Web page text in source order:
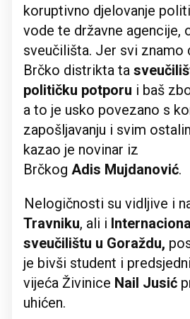
koruptivno djelovanje
vode te državne agencije,
sveučilišta. Jer svi znamo
Brčko distrikta ta
političku potporu i baš
a to je usko povezano s
zapošljavanju i svim
kazao je novinar iz
Brčkog Adis Mujdanović.
Nelogičnosti su vidljive i
Travniku, ali i
sveučilištu u Goraždu,
je bivši student i
vijeća Živinice Nail Jusić
uhićen.